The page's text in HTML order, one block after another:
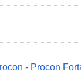
- Procon